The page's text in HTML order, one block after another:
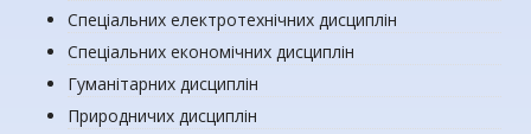
Спеціальних електротехнічних дисциплін
Спеціальних економічних дисциплін
Гуманітарних дисциплін
Природничих дисциплін